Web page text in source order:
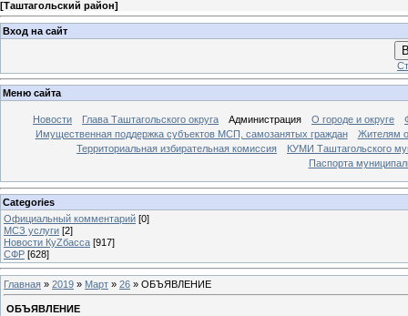
[Таштагольский район]
Вход на сайт
Меню сайта
Новости Глава Таштагольского округа Администрация О городе и округе
Имущественная поддержка субъектов МСП, самозанятых граждан
Жителям
Территориальная избирательная комиссия
КУМИ Таштагольского
Паспорта
Categories
Официальный комментарий [0]
МСЗ услуги [2]
Новости КуZбасса [917]
СФР [628]
Главная » 2019 » Март » 26 » ОБЪЯВЛЕНИЕ
ОБЪЯВЛЕНИЕ